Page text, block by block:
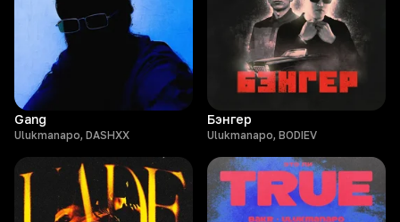
Gang
Ulukmanapo, DASHXX
Бэнгер
Ulukmanapo, BODIEV